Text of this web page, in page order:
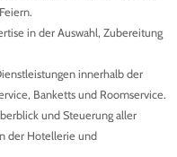
in der Auswahl, Zubereitung
innerhalb der
Banketts und Roomservice.
und Steuerung aller
der Hotellerie und